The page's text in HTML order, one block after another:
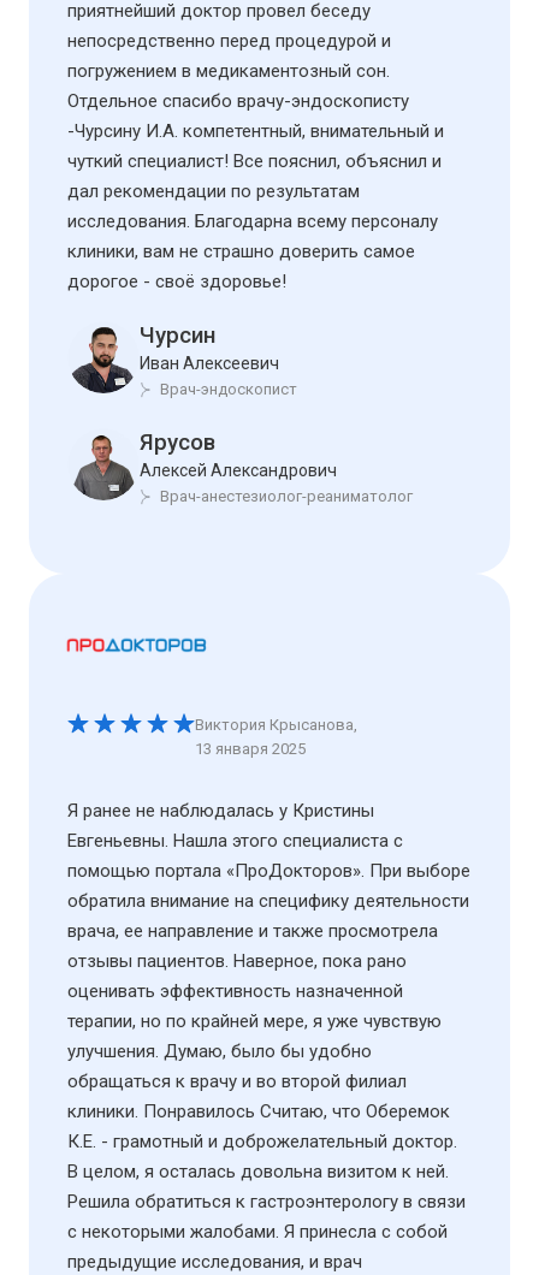
приятнейший доктор провел беседу
непосредственно перед процедурой и
погружением в медикаментозный сон.
Отдельное спасибо врачу-эндоскописту
-Чурсину И.А. компетентный, внимательный и
чуткий специалист! Все пояснил, объяснил и
дал рекомендации по результатам
исследования. Благодарна всему персоналу
клиники, вам не страшно доверить самое
дорогое - своё здоровье!
Чурсин
Иван Алексеевич
Врач-эндоскопист
Ярусов
Алексей Александрович
Врач-анестезиолог-реаниматолог
Виктория Крысанова,
13 января 2025
Я ранее не наблюдалась у Кристины
Евгеньевны. Нашла этого специалиста с
помощью портала «ПроДокторов». При выборе
обратила внимание на специфику деятельности
врача, ее направление и также просмотрела
отзывы пациентов. Наверное, пока рано
оценивать эффективность назначенной
терапии, но по крайней мере, я уже чувствую
улучшения. Думаю, было бы удобно
обращаться к врачу и во второй филиал
клиники. Понравилось Считаю, что Оберемок
К.Е. - грамотный и доброжелательный доктор.
В целом, я осталась довольна визитом к ней.
Решила обратиться к гастроэнтерологу в связи
с некоторыми жалобами. Я принесла с собой
предыдущие исследования, и врач